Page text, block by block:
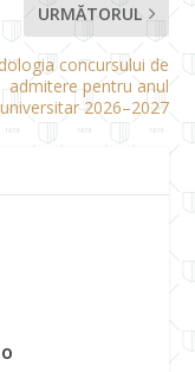
URMĂTORUL
concursului de
admitere pentru anul
universitar 2026–2027